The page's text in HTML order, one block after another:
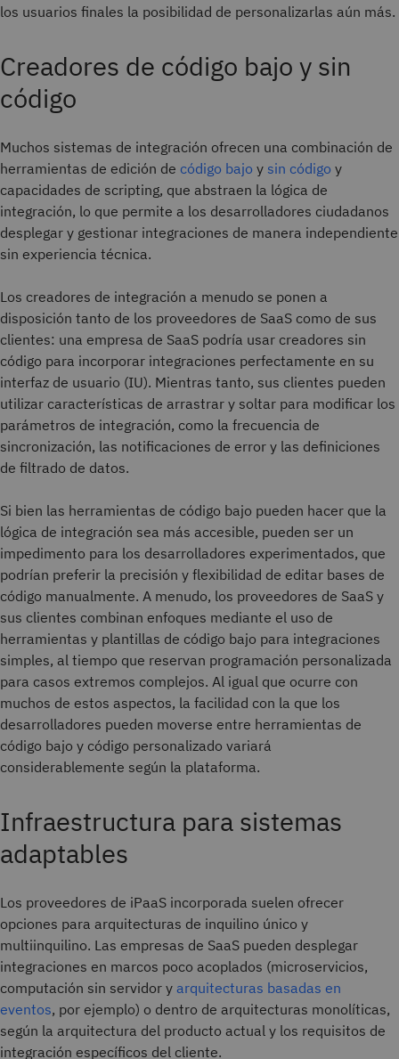
los usuarios finales la posibilidad de personalizarlas aún más.
Creadores de código bajo y sin
código
Muchos sistemas de integración ofrecen una combinación de
herramientas de edición de código bajo y sin código y
capacidades de scripting, que abstraen la lógica de
integración, lo que permite a los desarrolladores ciudadanos
desplegar y gestionar integraciones de manera independiente
sin experiencia técnica.
Los creadores de integración a menudo se ponen a
disposición tanto de los proveedores de SaaS como de sus
clientes: una empresa de SaaS podría usar creadores sin
código para incorporar integraciones perfectamente en su
interfaz de usuario (IU). Mientras tanto, sus clientes pueden
utilizar características de arrastrar y soltar para modificar los
parámetros de integración, como la frecuencia de
sincronización, las notificaciones de error y las definiciones
de filtrado de datos.
Si bien las herramientas de código bajo pueden hacer que la
lógica de integración sea más accesible, pueden ser un
impedimento para los desarrolladores experimentados, que
podrían preferir la precisión y flexibilidad de editar bases de
código manualmente. A menudo, los proveedores de SaaS y
sus clientes combinan enfoques mediante el uso de
herramientas y plantillas de código bajo para integraciones
simples, al tiempo que reservan programación personalizada
para casos extremos complejos. Al igual que ocurre con
muchos de estos aspectos, la facilidad con la que los
desarrolladores pueden moverse entre herramientas de
código bajo y código personalizado variará
considerablemente según la plataforma.
Infraestructura para sistemas
adaptables
Los proveedores de iPaaS incorporada suelen ofrecer
opciones para arquitecturas de inquilino único y
multiinquilino. Las empresas de SaaS pueden desplegar
integraciones en marcos poco acoplados (microservicios,
computación sin servidor y arquitecturas basadas en
eventos, por ejemplo) o dentro de arquitecturas monolíticas,
según la arquitectura del producto actual y los requisitos de
integración específicos del cliente.